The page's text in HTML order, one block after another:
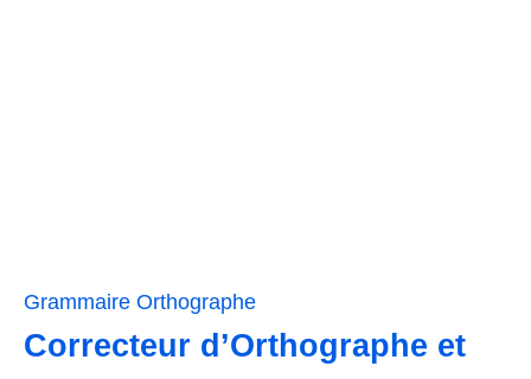
Grammaire Orthographe
Correcteur d’Orthographe et